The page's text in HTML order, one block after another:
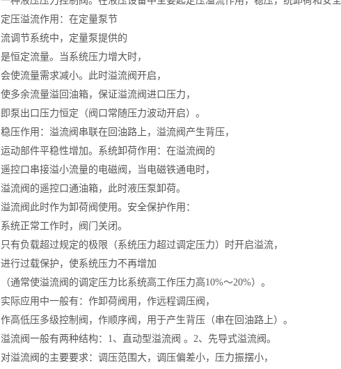
定压溢流作用：在定量泵节
流调节系统中，定量泵提供的
是恒定流量。当系统压力增大时，
会使流量需求减小。此时溢流阀开启，
使多余流量溢回油箱，保证溢流阀进口压力，
即泵出口压力恒定（阀口常随压力波动开启）。
稳压作用：溢流阀串联在回油路上，溢流阀产生背压，
运动部件平稳性增加。系统卸荷作用：在溢流阀的
遥控口串接溢小流量的电磁阀，当电磁铁通电时，
溢流阀的遥控口通油箱，此时液压泵卸荷。
溢流阀此时作为卸荷阀使用。安全保护作用：
系统正常工作时，阀门关闭。
只有负载超过规定的极限（系统压力超过调定压力）时开启溢流，
进行过载保护，使系统压力不再增加
（通常使溢流阀的调定压力比系统高工作压力高10%～20%）。
实际应用中一般有：作卸荷阀用，作远程调压阀，
作高低压多级控制阀，作顺序阀，用于产生背压（串在回油路上）。
溢流阀一般有两种结构：1、直动型溢流阀 。2、先导式溢流阀。
对溢流阀的主要要求：调压范围大，调压偏差小，压力振摆小，